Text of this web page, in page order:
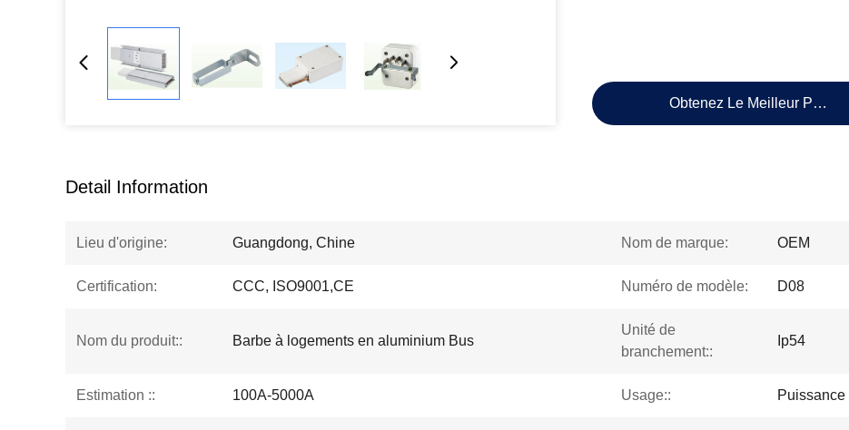
Obtenez Le Meilleur Prix
Detail Information
Lieu d'origine: Guangdong, Chine Nom de marque: OEM
Certification: CCC, ISO9001,CE Numéro de modèle: D08
Nom du produit:: Barbe à logements en aluminium Bus
Unité de
branchement::
Ip54
Estimation :: 100A-5000A Usage::